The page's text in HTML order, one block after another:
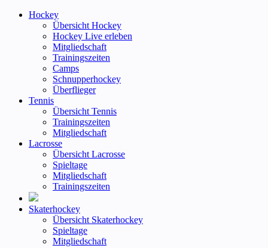
Hockey
Übersicht Hockey
Hockey Live erleben
Mitgliedschaft
Trainingszeiten
Camps
Schnupperhockey
Überflieger
Tennis
Übersicht Tennis
Trainingszeiten
Mitgliedschaft
Lacrosse
Übersicht Lacrosse
Spieltage
Mitgliedschaft
Trainingszeiten
Skaterhockey
Übersicht Skaterhockey
Spieltage
Mitgliedschaft